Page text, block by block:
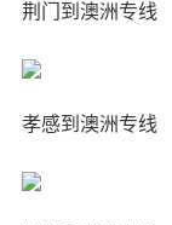
荆门到澳洲专线
孝感到澳洲专线